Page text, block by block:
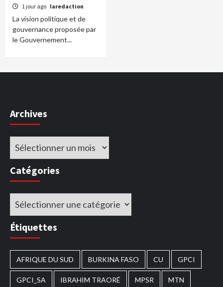
1 jour ago laredaction
La vision politique et de
gouvernance proposée par
le Gouvernement...
Archives
Archives
Catégories
Catégories
Étiquettes
AFRIQUE DU SUD BURKINA FASO CU GPCI
GPCI_SA IBRAHIM TRAORÉ MPSR MTN